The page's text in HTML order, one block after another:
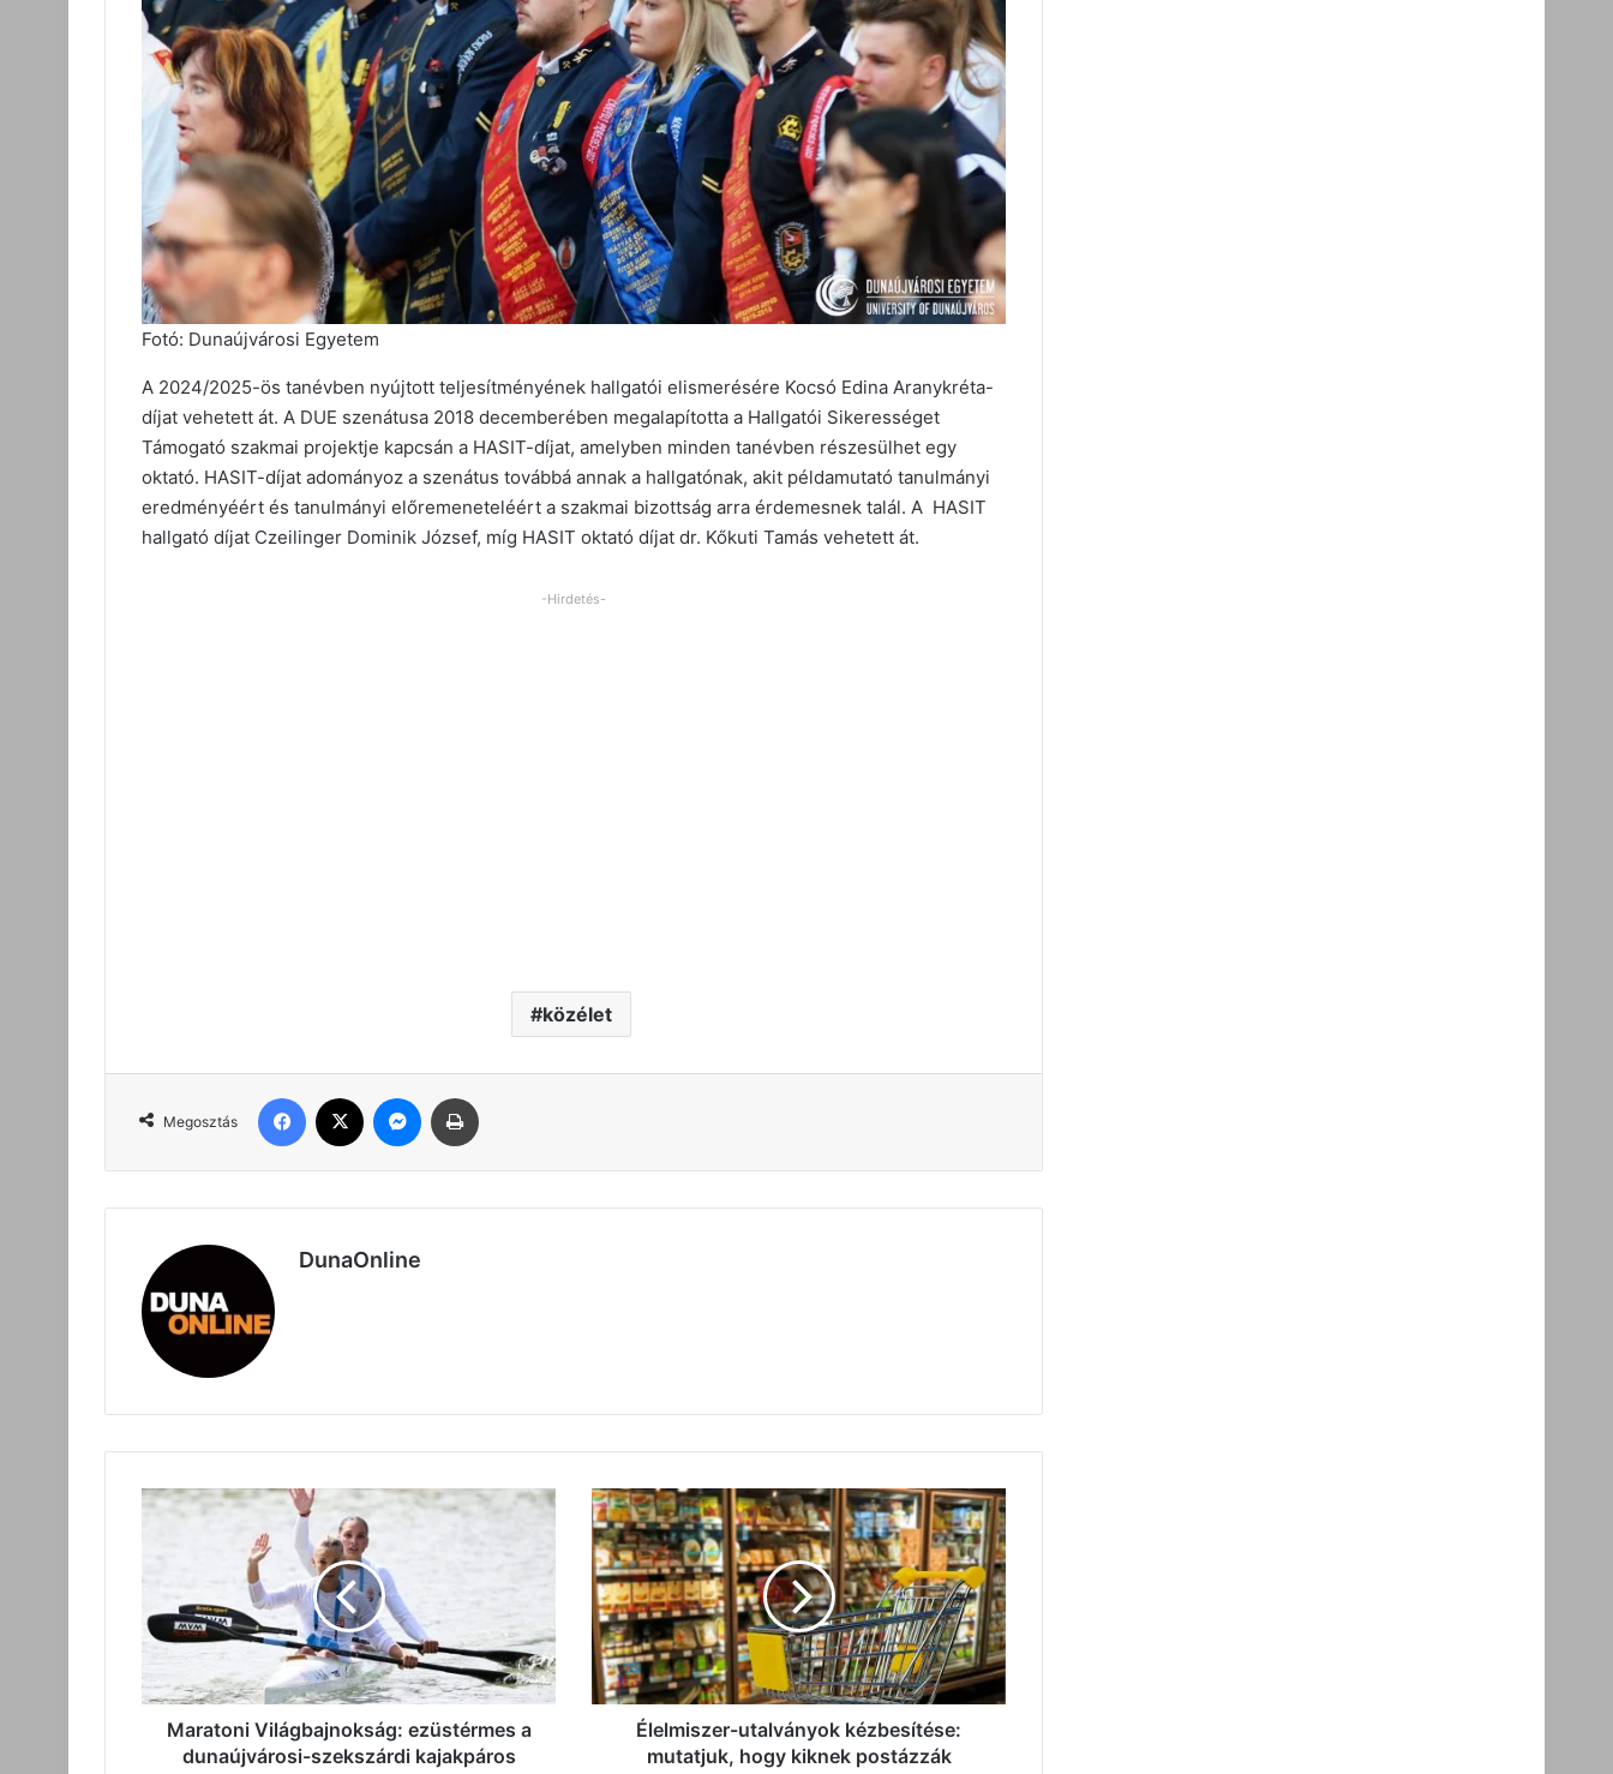
Fotó: Dunaújvárosi Egyetem
A 2024/2025-ös tanévben nyújtott teljesítményének hallgatói elismerésére Kocsó Edina Aranykréta-
díjat vehetett át. A DUE szenátusa 2018 decemberében megalapította a Hallgatói Sikerességet
Támogató szakmai projektje kapcsán a HASIT-díjat, amelyben minden tanévben részesülhet egy
oktató. HASIT-díjat adományoz a szenátus továbbá annak a hallgatónak, akit példamutató tanulmányi
eredményéért és tanulmányi előremeneteléért a szakmai bizottság arra érdemesnek talál. A HASIT
hallgató díjat Czeilinger Dominik József, míg HASIT oktató díjat dr. Kőkuti Tamás vehetett át.
-Hirdetés-
közélet
Megosztás
Facebook Messenger
DunaOnline
Maratoni
Világbajnokság:
dunaújvárosi-
szekszárdi
kajakpáros
Maratoni Világbajnokság: ezüstérmes a
dunaújvárosi-szekszárdi kajakpáros
Élelmiszer-
utalványok
kézbesítése:
mutatjuk,
hogy
kiknek
postázzák
Élelmiszer-utalványok kézbesítése:
mutatjuk, hogy kiknek postázzák